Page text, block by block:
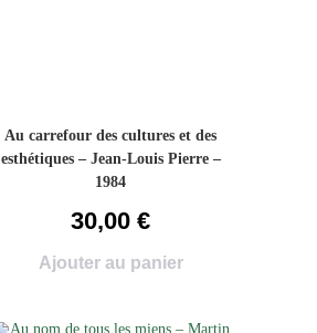
Au carrefour des cultures et des
esthétiques – Jean-Louis Pierre –
1984
30,00€
Ajouter au panier